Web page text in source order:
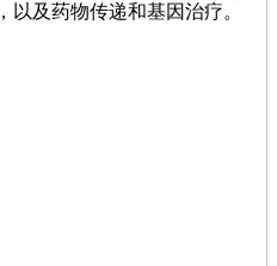
及药物传递和基因治疗。